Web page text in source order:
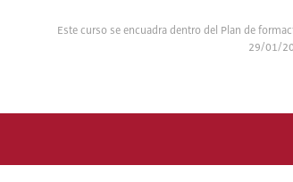
Este curso se encuadra dentro del Plan de
29/01/